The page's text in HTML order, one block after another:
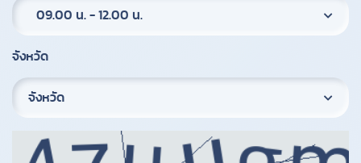
09.00 น. - 12.00 น.
จังหวัด
จังหวัด